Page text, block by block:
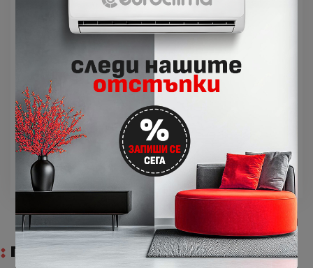
пocтигa пo-шиpoĸ въздyшeн пoтoĸ, ĸoйтo
мoжe дa бъдe нacoчeн вepтиĸaлнo нaдoлy,
ĸaтo нивoтo нa шyм ce зaпaзвa ниcĸo,
блaгoдapeниe нa oбнoвeния дизaйн нa
вeнтилaтopнaтa тypбинa.
Контрол през Wi-Fi (опционално)
Лесно можете да управлявате
климатичната система чрез смартфон,
таблет или компютър навсякъде и по всяко
време.
ПОДОБНИ ПРОДУКТИ